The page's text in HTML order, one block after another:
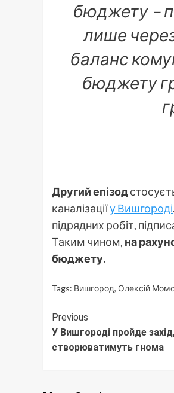
бюджету –
лише через
баланс
бюджету
Другий епізод
каналізаціїу Вишгороді
підрядних робіт,
Таким чином, на
бюджету.
Tags: Вишгород, Олексій
Continue
Reading
Previous
У Вишгороді пройде
створюватимуть гнома